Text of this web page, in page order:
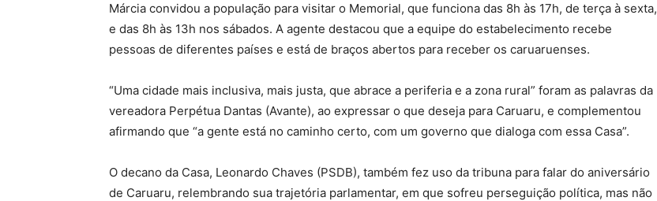
Márcia convidou a população para visitar o Memorial, que funciona das 8h às 17h, de terça à sexta,
e das 8h às 13h nos sábados. A agente destacou que a equipe do estabelecimento recebe
pessoas de diferentes países e está de braços abertos para receber os caruaruenses.
“Uma cidade mais inclusiva, mais justa, que abrace a periferia e a zona rural” foram as palavras da
vereadora Perpétua Dantas (Avante), ao expressar o que deseja para Caruaru, e complementou
afirmando que “a gente está no caminho certo, com um governo que dialoga com essa Casa”.
O decano da Casa, Leonardo Chaves (PSDB), também fez uso da tribuna para falar do aniversário
de Caruaru, relembrando sua trajetória parlamentar, em que sofreu perseguição política, mas não